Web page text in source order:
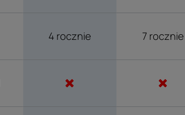
4 rocznie 7 rocznie